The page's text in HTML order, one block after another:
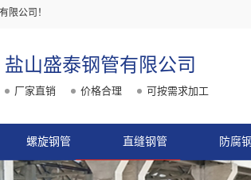
限公司！
盐山盛泰钢管有限公司
厂家直销 价格合理 可按需求加工
螺旋钢管 直缝钢管 防腐